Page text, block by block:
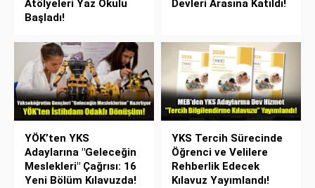
Atölyeleri Yaz Okulu
Başladı!
Devleri Arasına Katıldı!
YÖK’ten YKS
Adaylarına "Geleceğin
Meslekleri" Çağrısı: 16
Yeni Bölüm Kılavuzda!
YKS Tercih Sürecinde
Öğrenci ve Velilere
Rehberlik Edecek
Kılavuz Yayımlandı!